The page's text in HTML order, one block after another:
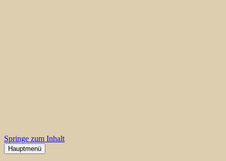
Springe zum Inhalt
Hauptmenü